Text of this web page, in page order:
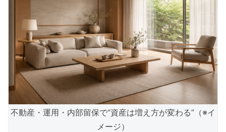
不動産・運用・内部留保で“資産は増え方が変わる”（※イ
メージ）